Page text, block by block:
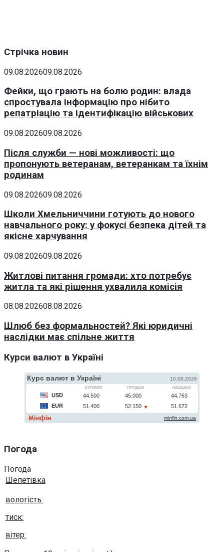
Стрічка новин
09.08.202609.08.2026
Фейки, що грають на болю родин: влада
спростувала інформацію про нібито
репатріацію та ідентифікацію військових
09.08.202609.08.2026
Після служби — нові можливості: що
пропонують ветеранам, ветеранкам та їхнім
родинам
09.08.202609.08.2026
Школи Хмельниччини готують до нового
навчального року: у фокусі безпека дітей та
якісне харчування
09.08.202609.08.2026
Житлові питання громади: хто потребує
житла та які рішення ухвалила комісія
08.08.202608.08.2026
Шлюб без формальностей? Які юридичні
наслідки має спільне життя
Курси валют в Україні
Погода
Погода
Шепетівка
вологість:
тиск:
вітер: